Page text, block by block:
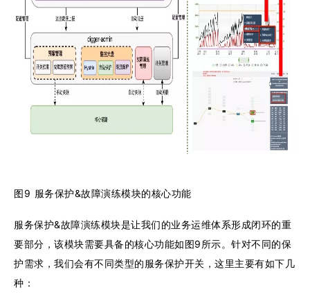
图9 服务保护&故障演练模块的核心功能
服务保护&故障演练模块是让我们的业务运维体系形成闭环的重
要部分，该模块需要具备的核心功能如图9所示。针对不同的保
护需求，我们会有不同类型的服务保护开关，这里主要有如下几
种：